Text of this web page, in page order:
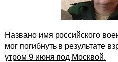
Названо имя российского
мог погибнуть в результате
утром 9 июня под Москвой.